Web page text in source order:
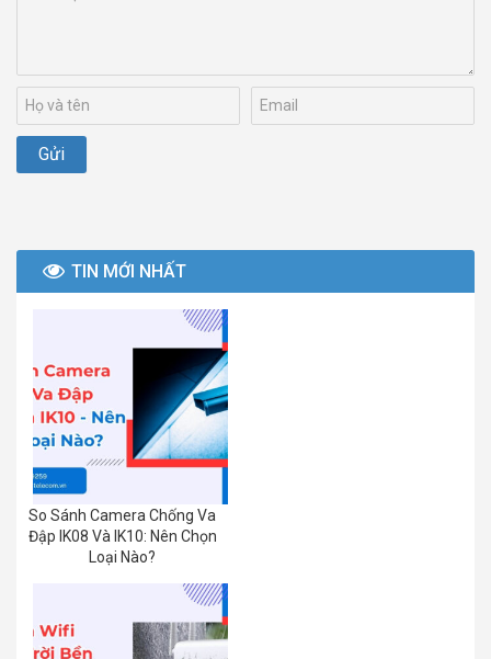
TIN MỚI NHẤT
So Sánh Camera Chống Va
Đập IK08 Và IK10: Nên Chọn
Loại Nào?